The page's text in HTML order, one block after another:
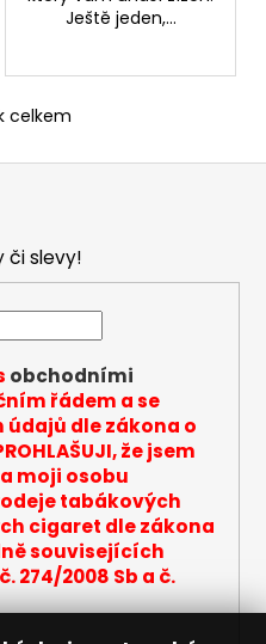
Ještě jeden,...
s
celkem
či slevy!
obchodními
řádem a se
dle zákona o
že jsem
moji osobu
tabákových
cigaret dle zákona
souvisejících
274/2008 Sb a č.